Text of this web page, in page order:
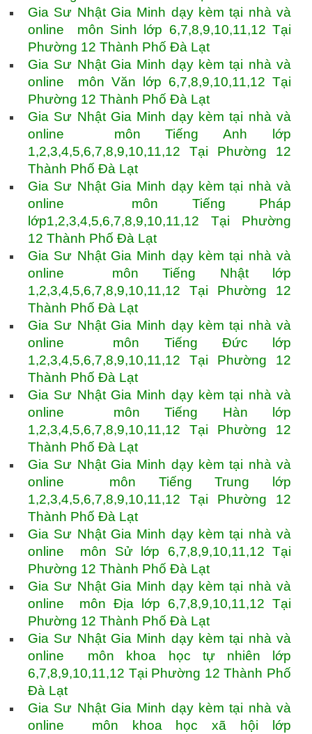
Gia Sư Nhật Gia Minh dạy kèm tại nhà và
online môn Sinh lớp 6,7,8,9,10,11,12 Tại
Phường 12 Thành Phố Đà Lạt
Gia Sư Nhật Gia Minh dạy kèm tại nhà và
online môn Văn lớp 6,7,8,9,10,11,12 Tại
Phường 12 Thành Phố Đà Lạt
Gia Sư Nhật Gia Minh dạy kèm tại nhà và
online môn Tiếng Anh lớp
1,2,3,4,5,6,7,8,9,10,11,12 Tại Phường 12
Thành Phố Đà Lạt
Gia Sư Nhật Gia Minh dạy kèm tại nhà và
online môn Tiếng Pháp
lớp1,2,3,4,5,6,7,8,9,10,11,12 Tại Phường
12 Thành Phố Đà Lạt
Gia Sư Nhật Gia Minh dạy kèm tại nhà và
online môn Tiếng Nhật lớp
1,2,3,4,5,6,7,8,9,10,11,12 Tại Phường 12
Thành Phố Đà Lạt
Gia Sư Nhật Gia Minh dạy kèm tại nhà và
online môn Tiếng Đức lớp
1,2,3,4,5,6,7,8,9,10,11,12 Tại Phường 12
Thành Phố Đà Lạt
Gia Sư Nhật Gia Minh dạy kèm tại nhà và
online môn Tiếng Hàn lớp
1,2,3,4,5,6,7,8,9,10,11,12 Tại Phường 12
Thành Phố Đà Lạt
Gia Sư Nhật Gia Minh dạy kèm tại nhà và
online môn Tiếng Trung lớp
1,2,3,4,5,6,7,8,9,10,11,12 Tại Phường 12
Thành Phố Đà Lạt
Gia Sư Nhật Gia Minh dạy kèm tại nhà và
online môn Sử lớp 6,7,8,9,10,11,12 Tại
Phường 12 Thành Phố Đà Lạt
Gia Sư Nhật Gia Minh dạy kèm tại nhà và
online môn Địa lớp 6,7,8,9,10,11,12 Tại
Phường 12 Thành Phố Đà Lạt
Gia Sư Nhật Gia Minh dạy kèm tại nhà và
online môn khoa học tự nhiên lớp
6,7,8,9,10,11,12 Tại Phường 12 Thành Phố
Đà Lạt
Gia Sư Nhật Gia Minh dạy kèm tại nhà và
online môn khoa học xã hội lớp